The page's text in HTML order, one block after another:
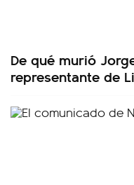
De qué murió
representante de